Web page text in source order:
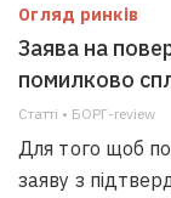
Огляд ринків
Заява на
помилково
Статті • БОРГ-review
Для того щоб
заяву з